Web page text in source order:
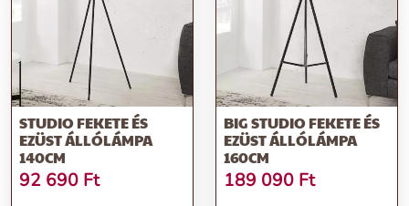
STUDIO FEKETE ÉS
EZÜST ÁLLÓLÁMPA
140CM
92 690 Ft
BIG STUDIO FEKETE ÉS
EZÜST ÁLLÓLÁMPA
160CM
189 090 Ft